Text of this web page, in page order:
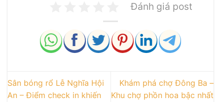
Đánh giá post
Sân bóng rổ Lễ Nghĩa Hội
An – Điểm check in khiến
Khám phá chợ Đông Ba –
Khu chợ phồn hoa bậc nhất